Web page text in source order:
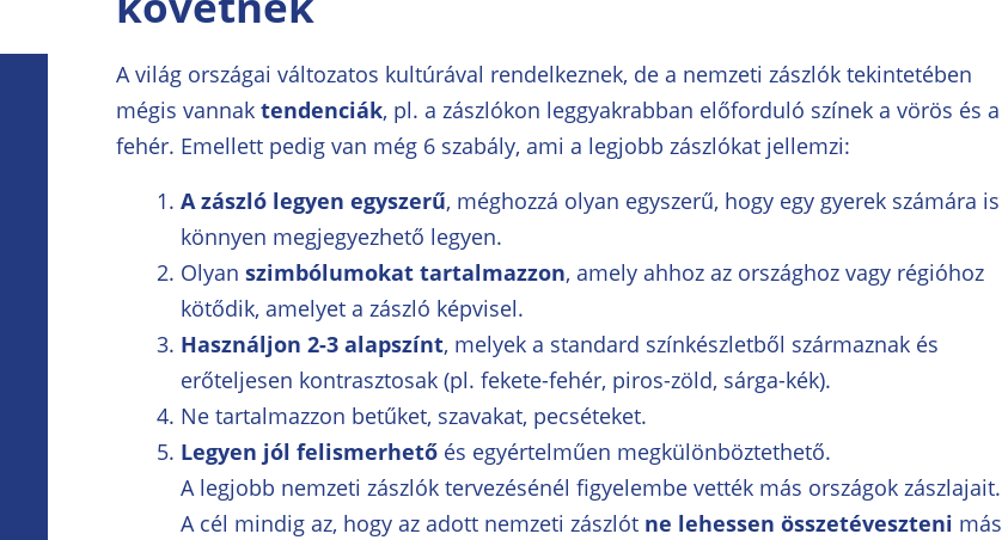
A világ országai változatos kultúrával rendelkeznek, de a nemzeti zászlók tekintetében
mégis vannak tendenciák, pl. a zászlókon leggyakrabban előforduló színek a vörös és a
fehér. Emellett pedig van még 6 szabály, ami a legjobb zászlókat jellemzi:
A zászló legyen egyszerű, méghozzá olyan egyszerű, hogy egy gyerek számára is
könnyen megjegyezhető legyen.
Olyan szimbólumokat tartalmazzon, amely ahhoz az országhoz vagy régióhoz
kötődik, amelyet a zászló képvisel.
Használjon 2-3 alapszínt, melyek a standard színkészletből származnak és
erőteljesen kontrasztosak (pl. fekete-fehér, piros-zöld, sárga-kék).
Ne tartalmazzon betűket, szavakat, pecséteket.
Legyen jól felismerhetőés egyértelműen megkülönböztethető.
A legjobb nemzeti zászlók tervezésénél figyelembe vették más országok zászlajait.
A cél mindig az, hogy az adott nemzeti zászlót ne lehessen összetéveszteni más